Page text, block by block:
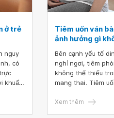
ở trẻ
nguy
có
khuẩn
Vậy
Tiêm uốn ván
ảnh hưởng gì
Bên cạnh yếu tố
nghỉ ngơi, tiêm
không thể thiếu
mang thai. Tiêm
dịch, giúp bảo vệ
Xem thêm